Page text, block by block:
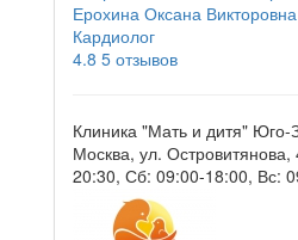
Ерохина Оксана Викторовна
Кардиолог
4.8 5 отзывов
Клиника "Мать и дитя" Юго-
Москва, ул. Островитянова,
20:30, Сб: 09:00-18:00, Вс: